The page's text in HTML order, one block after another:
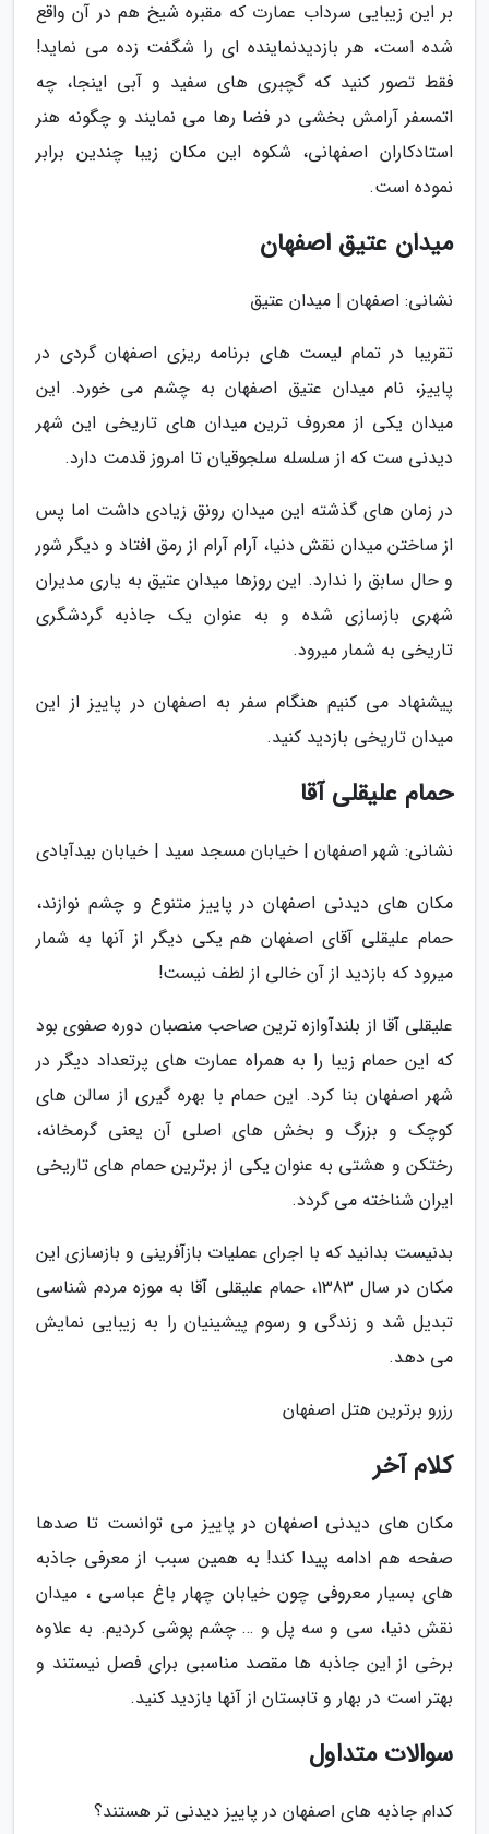
بر این زیبایی سرداب عمارت که مقبره شیخ هم در آن واقع
شده است، هر بازدیدنماینده ای را شگفت زده می نماید!
فقط تصور کنید که گچبری های سفید و آبی اینجا، چه
اتمسفر آرامش بخشی در فضا رها می نمایند و چگونه هنر
استادکاران اصفهانی، شکوه این مکان زیبا چندین برابر
نموده است.
میدان عتیق اصفهان
نشانی: اصفهان | میدان عتیق
تقریبا در تمام لیست های برنامه ریزی اصفهان گردی در
پاییز، نام میدان عتیق اصفهان به چشم می خورد. این
میدان یکی از معروف ترین میدان های تاریخی این شهر
دیدنی ست که از سلسله سلجوقیان تا امروز قدمت دارد.
در زمان های گذشته این میدان رونق زیادی داشت اما پس
از ساختن میدان نقش دنیا، آرام آرام از رمق افتاد و دیگر شور
و حال سابق را ندارد. این روزها میدان عتیق به یاری مدیران
شهری بازسازی شده و به عنوان یک جاذبه گردشگری
تاریخی به شمار میرود.
پیشنهاد می کنیم هنگام سفر به اصفهان در پاییز از این
میدان تاریخی بازدید کنید.
حمام علیقلی آقا
نشانی: شهر اصفهان | خیابان مسجد سید | خیابان بیدآبادی
مکان های دیدنی اصفهان در پاییز متنوع و چشم نوازند،
حمام علیقلی آقای اصفهان هم یکی دیگر از آنها به شمار
میرود که بازدید از آن خالی از لطف نیست!
علیقلی آقا از بلندآوازه ترین صاحب منصبان دوره صفوی بود
که این حمام زیبا را به همراه عمارت های پرتعداد دیگر در
شهر اصفهان بنا کرد. این حمام با بهره گیری از سالن های
کوچک و بزرگ و بخش های اصلی آن یعنی گرمخانه،
رختکن و هشتی به عنوان یکی از برترین حمام های تاریخی
ایران شناخته می گردد.
بدنیست بدانید که با اجرای عملیات بازآفرینی و بازسازی این
مکان در سال 1383، حمام علیقلی آقا به موزه مردم شناسی
تبدیل شد و زندگی و رسوم پیشینیان را به زیبایی نمایش
می دهد.
رزرو برترین هتل اصفهان
کلام آخر
مکان های دیدنی اصفهان در پاییز می توانست تا صدها
صفحه هم ادامه پیدا کند! به همین سبب از معرفی جاذبه
های بسیار معروفی چون خیابان چهار باغ عباسی ، میدان
نقش دنیا، سی و سه پل و … چشم پوشی کردیم. به علاوه
برخی از این جاذبه ها مقصد مناسبی برای فصل نیستند و
بهتر است در بهار و تابستان از آنها بازدید کنید.
سوالات متداول
کدام جاذبه های اصفهان در پاییز دیدنی تر هستند؟